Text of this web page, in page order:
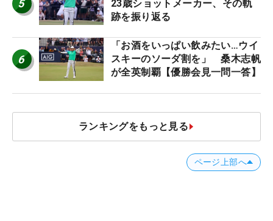
5
23歳ショットメーカー、その軌
跡を振り返る
6
「お酒をいっぱい飲みたい…ウイ
スキーのソーダ割を」 桑木志帆
が全英制覇【優勝会見一問一答】
ランキングをもっと見る
ページ上部へ